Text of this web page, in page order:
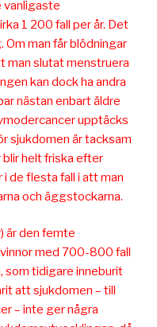
vanligaste
1 200 fall per år. Det
man får blödningar
man slutat menstruera
kan dock ha andra
nästan enbart äldre
upptäcks
sjukdomen är tacksam
blir helt friska efter
de flesta fall i att man
och äggstockarna.
är den femte
med 700-800 fall
som tidigare inneburit
att sjukdomen – till
– inte ger några